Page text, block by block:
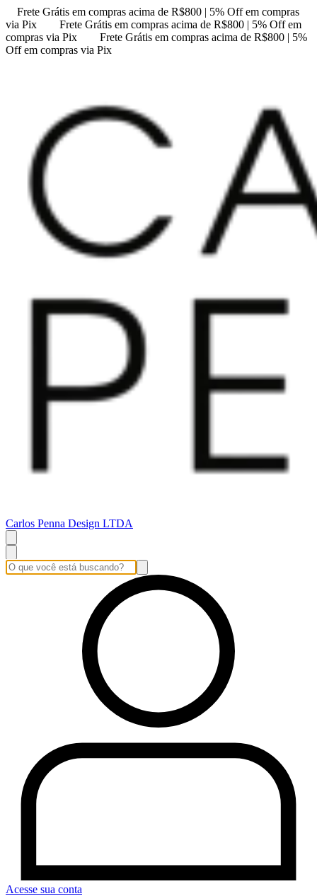
Frete Grátis em compras acima de R$800 | 5% Off em compras
via Pix
Frete Grátis em compras acima de R$800 | 5% Off em
compras via Pix
Frete Grátis em compras acima de R$800 | 5%
Off em compras via Pix
Carlos Penna Design LTDA
Acesse sua conta